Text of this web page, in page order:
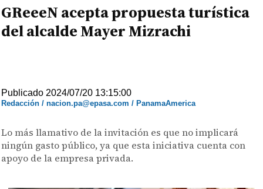
GReeeN acepta propuesta turística
del alcalde Mayer Mizrachi
Publicado 2024/07/20 13:15:00
Redacción / nacion.pa@epasa.com / PanamaAmerica
Lo más llamativo de la invitación es que no implicará
ningún gasto público, ya que esta iniciativa cuenta con
apoyo de la empresa privada.